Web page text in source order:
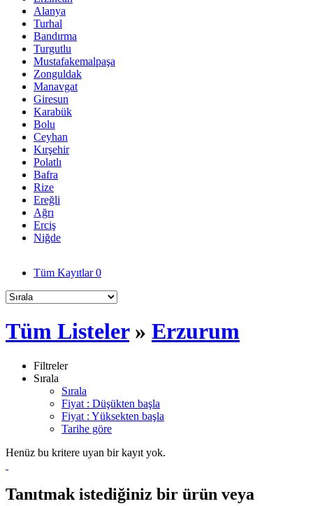
Alanya
Turhal
Bandırma
Turgutlu
Mustafakemalpaşa
Zonguldak
Manavgat
Giresun
Karabük
Bolu
Ceyhan
Kırşehir
Polatlı
Bafra
Rize
Ereğli
Ağrı
Erciş
Niğde
Tüm Kayıtlar0
Tüm Listeler» Erzurum
Filtreler
Sırala
Sırala
Fiyat : Düşükten başla
Fiyat : Yüksekten başla
Tarihe göre
Henüz bu kritere uyan bir kayıt yok.
Tanıtmak istediğiniz bir ürün veya